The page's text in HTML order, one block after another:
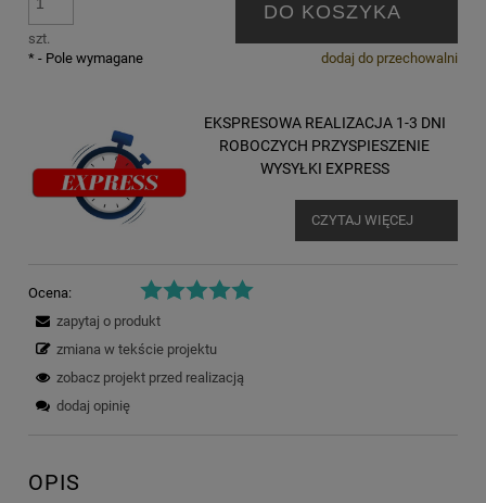
szt.
DO KOSZYKA
dodaj do przechowalni
* - Pole wymagane
EKSPRESOWA REALIZACJA 1-3 DNI
ROBOCZYCH PRZYSPIESZENIE
WYSYŁKI EXPRESS
CZYTAJ WIĘCEJ
Ocena:
zapytaj o produkt
zmiana w tekście projektu
zobacz projekt przed realizacją
dodaj opinię
OPIS